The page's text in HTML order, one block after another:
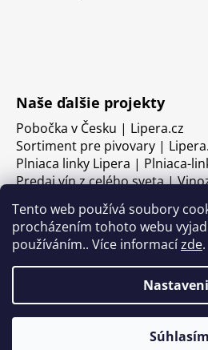
Tento web používá soubory
procházením tohoto webu
používáním.. Více informacízde.
Súhlasím
Naše ďalšie projekty
Pobočka v Česku | Lipera.cz
Sortiment pre pivovary |
Plniaca linky Lipera | Plniaca-
Predaj vín z celého sveta |
Vytvoril